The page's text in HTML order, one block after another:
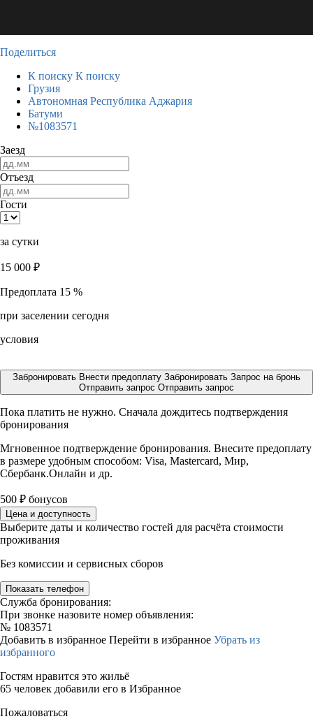
Поделиться
К поиску К поиску
Грузия
Автономная Республика Аджария
Батуми
№1083571
Заезд
Отъезд
Гости
за сутки
15 000 ₽
Предоплата 15 %
при заселении сегодня
условия
Забронировать Внести предоплату Забронировать Запрос на бронь
Отправить запрос Отправить запрос
Пока платить не нужно. Сначала дождитесь подтверждения
бронирования
Мгновенное подтверждение бронирования. Внесите предоплату
в размере удобным способом: Visa, Mastercard, Мир,
Сбербанк.Онлайн и др.
500 ₽ бонусов
Цена и доступность
Выберите даты и количество гостей для расчёта стоимости
проживания
Без комиссии и сервисных сборов
Показать телефон
Служба бронирования:
При звонке назовите номер объявления:
№ 1083571
Добавить в избранное Перейти в избранное Убрать из
избранного
Гостям нравится это жильё
65 человек добавили его в Избранное
Пожаловаться